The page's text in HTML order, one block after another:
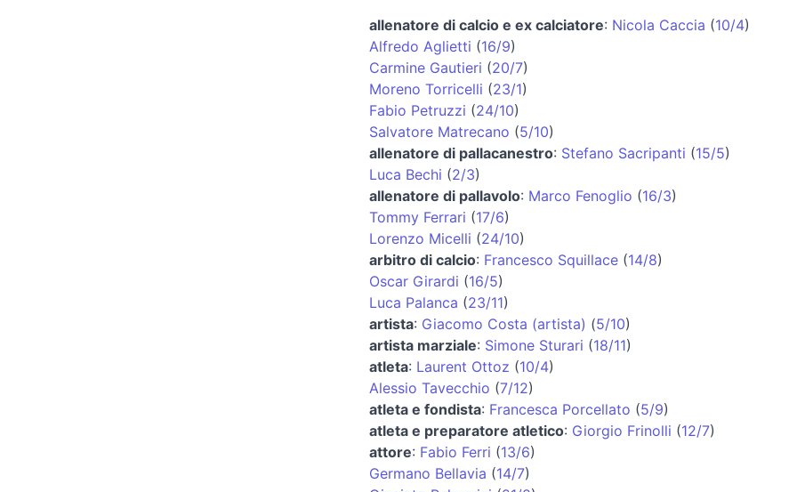
allenatore di calcio e ex calciatore: Nicola Caccia (10/4)
Alfredo Aglietti (16/9)
Carmine Gautieri (20/7)
Moreno Torricelli (23/1)
Fabio Petruzzi (24/10)
Salvatore Matrecano (5/10)
allenatore di pallacanestro: Stefano Sacripanti (15/5)
Luca Bechi (2/3)
allenatore di pallavolo: Marco Fenoglio (16/3)
Tommy Ferrari (17/6)
Lorenzo Micelli (24/10)
arbitro di calcio: Francesco Squillace(14/8)
Oscar Girardi (16/5)
Luca Palanca (23/11)
artista: Giacomo Costa (artista) (5/10)
artista marziale: Simone Sturari (18/11)
atleta: Laurent Ottoz (10/4)
Alessio Tavecchio (7/12)
atleta e fondista: Francesca Porcellato (5/9)
atleta e preparatore atletico: Giorgio Frinolli (12/7)
attore: Fabio Ferri (13/6)
Germano Bellavia (14/7)